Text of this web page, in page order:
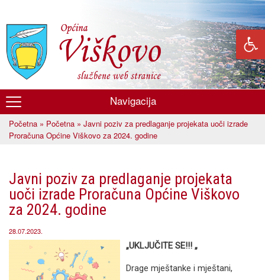
glavni
sadržaj
Općina
Viškovo
Navigacija
Vi ste ovdje
Početna » Početna » Javni poziv za predlaganje projekata uoči izrade
Proračuna Općine Viškovo za 2024. godine
Javni poziv za predlaganje projekata
uoči izrade Proračuna Općine Viškovo
za 2024. godine
28.07.2023.
„UKLJUČITE SE!!! „
Drage mještanke i mještani,